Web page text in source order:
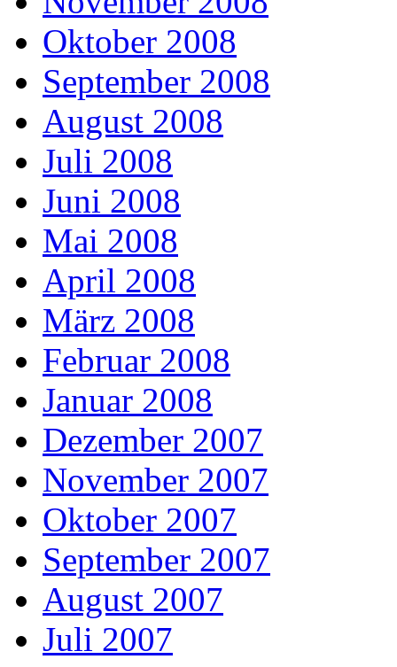
Oktober 2008
September 2008
August 2008
Juli 2008
Juni 2008
Mai 2008
April 2008
März 2008
Februar 2008
Januar 2008
Dezember 2007
November 2007
Oktober 2007
September 2007
August 2007
Juli 2007